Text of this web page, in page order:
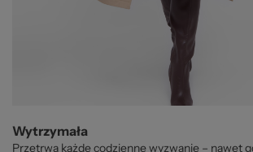
Wytrzymała
Przetrwa każde codzienne wyzwanie – nawet